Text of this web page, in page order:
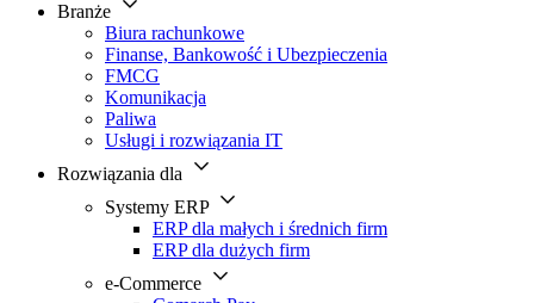
Branże
Biura rachunkowe
Finanse, Bankowość i Ubezpieczenia
FMCG
Komunikacja
Paliwa
Usługi i rozwiązania IT
Rozwiązania dla
Systemy ERP
ERP dla małych i średnich firm
ERP dla dużych firm
e-Commerce